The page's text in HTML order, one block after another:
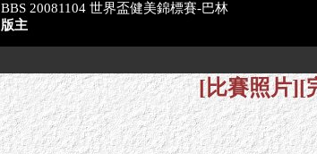
BBS 20081104 世界盃健美錦標賽-巴林
版主
[比賽照片][